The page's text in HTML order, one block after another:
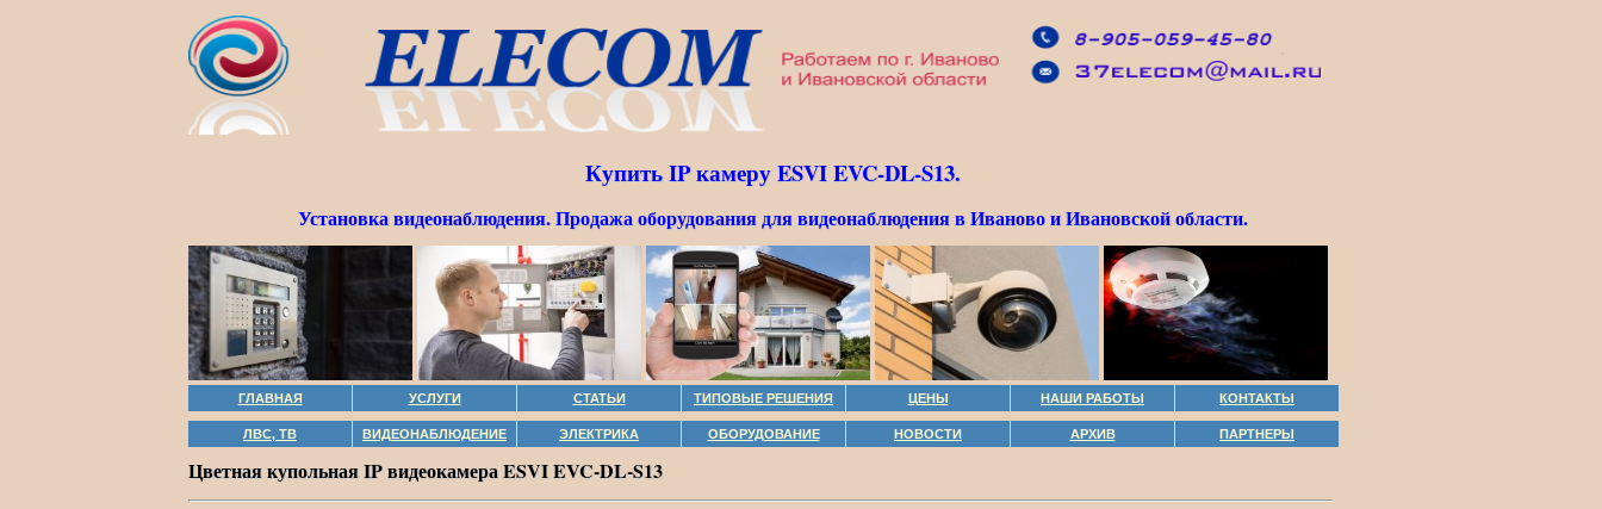
Купить IP камеру ESVI EVC-DL-S13.
Установка видеонаблюдения. Продажа оборудования для видеонаблюдения в Иваново и Ивановской области.
ГЛАВНАЯ УСЛУГИ СТАТЬИ ТИПОВЫЕ РЕШЕНИЯ ЦЕНЫ НАШИ РАБОТЫ КОНТАКТЫ
ЛВС, ТВ ВИДЕОНАБЛЮДЕНИЕ ЭЛЕКТРИКА ОБОРУДОВАНИЕ НОВОСТИ АРХИВ ПАРТНЕРЫ
Цветная купольная IP видеокамера ESVI EVC-DL-S13